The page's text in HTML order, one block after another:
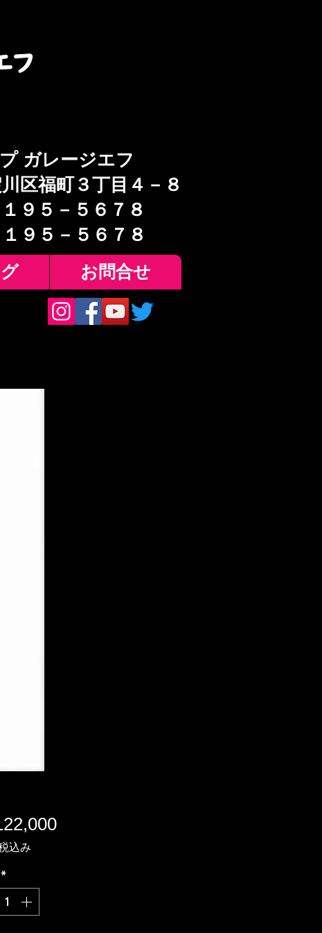
ガレージエフ
区福町３丁目４－８
９５－５６７８
９５－５６７８
お問合せ
価
込み
*